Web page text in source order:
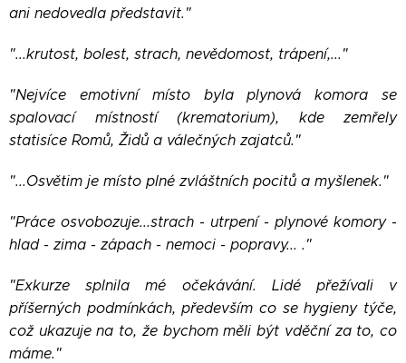
ani nedovedla představit."
"...krutost, bolest, strach, nevědomost, trápení,..."
"Nejvíce emotivní místo byla plynová komora se
spalovací místností (krematorium), kde zemřely
statisíce Romů, Židů a válečných zajatců."
"...Osvětim je místo plné zvláštních pocitů a myšlenek."
"Práce osvobozuje...strach - utrpení - plynové komory -
hlad - zima - zápach - nemoci - popravy... ."
"Exkurze splnila mé očekávání. Lidé přežívali v
příšerných podmínkách, především co se hygieny týče,
což ukazuje na to, že bychom měli být vděční za to, co
máme."